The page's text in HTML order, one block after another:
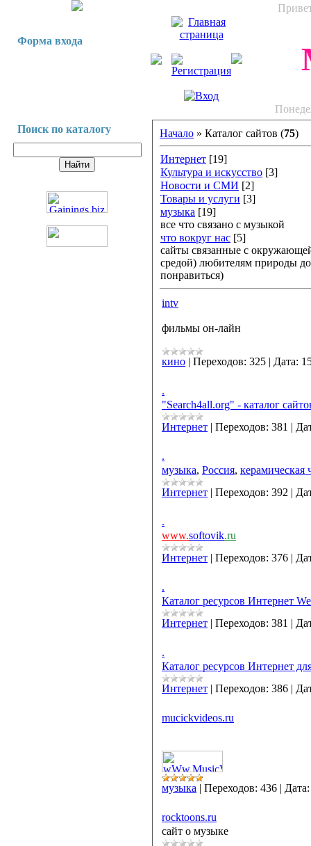
Форма входа
Поиск по каталогу Начало » Каталог сайтов (75)
Интернет [19]
Культура и искусство [3]
Новости и СМИ [2]
Товары и услуги [3]
музыка [19]
все что связано с музыкой
что вокруг нас [5]
сайты связанные с
средой) любителям природы
понравиться)
intv
фильмы он-лайн
кино | Переходов: 325 | Дата:
.
"Search4all.org" - каталог
Интернет | Переходов: 381 |
.
музыка, Россия, керамическая
Интернет | Переходов: 392 |
.
www.softovik.ru
Интернет | Переходов: 376 |
.
Каталог ресурсов Интернет
Интернет | Переходов: 381 |
.
Каталог ресурсов Интернет
Интернет | Переходов: 386 |
mucickvideos.ru
музыка | Переходов: 436 | Дата:
rocktoons.ru
сайт о музыке